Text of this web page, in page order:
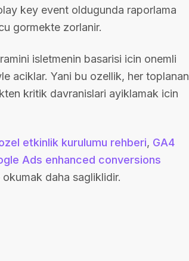
key event oldugunda raporlama
gormekte zorlanir.
isletmenin basarisi icin onemli
aciklar. Yani bu ozellik, her toplanan
kritik davranislari ayiklamak icin
etkinlik kurulumu rehberi, GA4
Ads enhanced conversions
daha sagliklidir.